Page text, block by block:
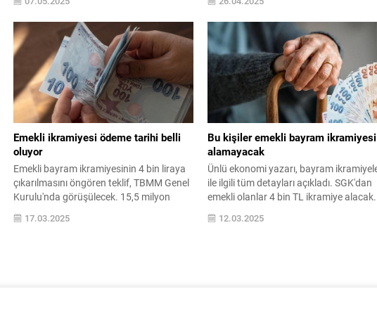
yükseltilmişti. Peki, ödemeler ne zaman
yapılacak? İşte SSK, Bağ-Kur ve Emekli
Sandığı emeklilerini ilgilendiren tüm
detaylar…
ortaya koyması bakımından önem arz
ediyor. Güncel veriler, farklı kadro ve
statülerdeki kamu ...
Emekli ikramiyesi ödeme tarihi belli
oluyor
Emekli bayram ikramiyesinin 4 bin liraya
çıkarılmasını öngören teklif, TBMM Genel
Kurulu'nda görüşülecek. 15,5 milyon
emekliyi ilgilendiren düzenlemenin, 2025
bütçesine 28,4 milyar liralık ek yük
17.03.2025
Bu kişiler emekli bayram ikramiyesi
alamayacak
Ünlü ekonomi yazarı, bayram
ile ilgili tüm detayları açıkladı. SGK'dan
emekli olanlar 4 bin TL ikramiye alacak.
Peki kimler bu ikramiyeden
yararlanamayacak? Dul ve yetim aylığı
12.03.2025